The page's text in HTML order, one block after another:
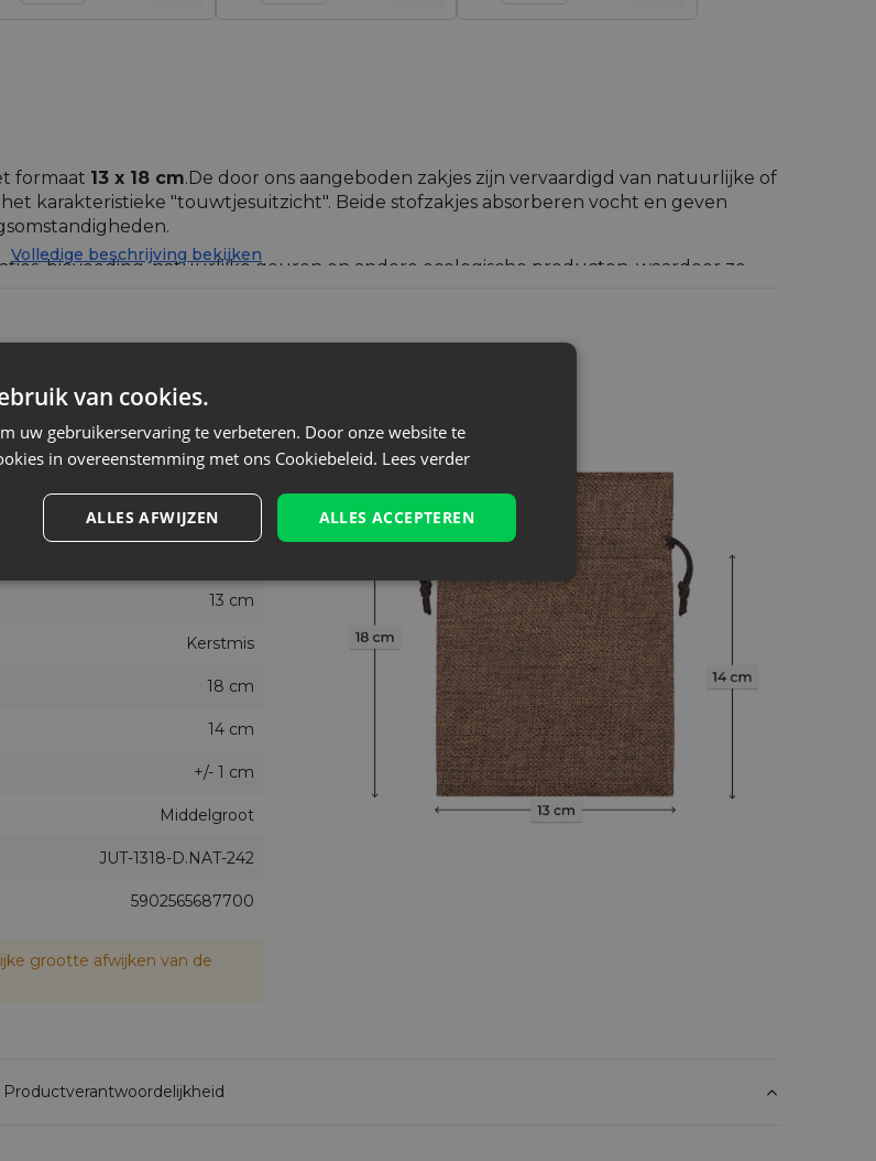
formaat 13 x 18 cm.De door ons aangeboden zakjes zijn vervaardigd van natuurlijke of
karakteristieke "touwtjesuitzicht". Beide stofzakjes absorberen vocht en geven
biovoeding, natuurlijke geuren en andere ecologische producten, waardoor ze
Volledige beschrijving bekijken
Jute
Natuurlijk donker, Bruin
13 cm
Kerstmis
18 cm
14 cm
+/- 1 cm
Middelgroot
JUT-1318-D.NAT-242
5902565687700
grootte afwijken van de
van cookies.
uw gebruikerservaring te verbeteren. Door onze website te
in overeenstemming met ons Cookiebeleid. Lees verder
ALLES ACCEPTEREN
ALLES AFWIJZEN